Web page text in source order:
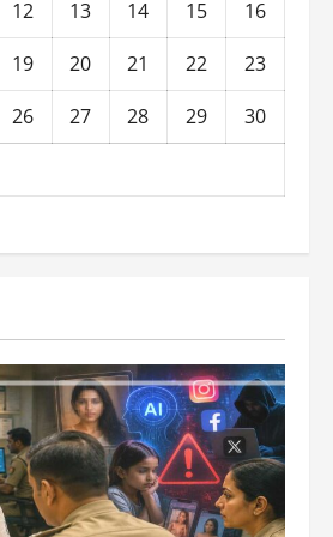
12 13 14 15
16
19 20 21 22
23
26 27 28 29
30